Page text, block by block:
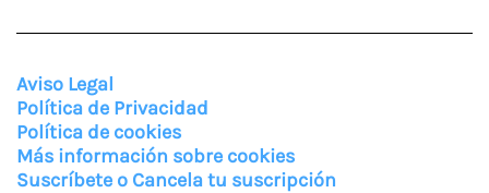
Aviso Legal
Política de Privacidad
Política de cookies
Más información sobre cookies
Suscríbete o Cancela tu suscripción